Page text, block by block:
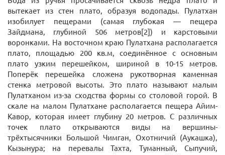
вытекает из стен плато, образуя водопады. Пулатхан
изобилует пещерами (самая глубокая — пещера
Зайдмана, глубиной 506 метров[2]) и карстовыми
воронками. На восточном краю Пулатхана располагается
плато, площадью 200 кв.м, соединённое с основным
плато узким перешейком, шириной в 10-15 метров.
Поперёк перешейка сложена рукотворная каменная
стенка метровой высоты. Это плато называют малым
Пулатханом из-за сходства формы со столовой горой. В
скале на малом Пулатхане располагается пещера Айим-
Кавор, которая имеет глубину 20 метров. С различных
точек плато открываются виды на вершины-
трёхтысячники Большой Чимган, Охотничий (Аукашка),
Кызынура; на перевалы Тахта, Туманный, Сыпучий,